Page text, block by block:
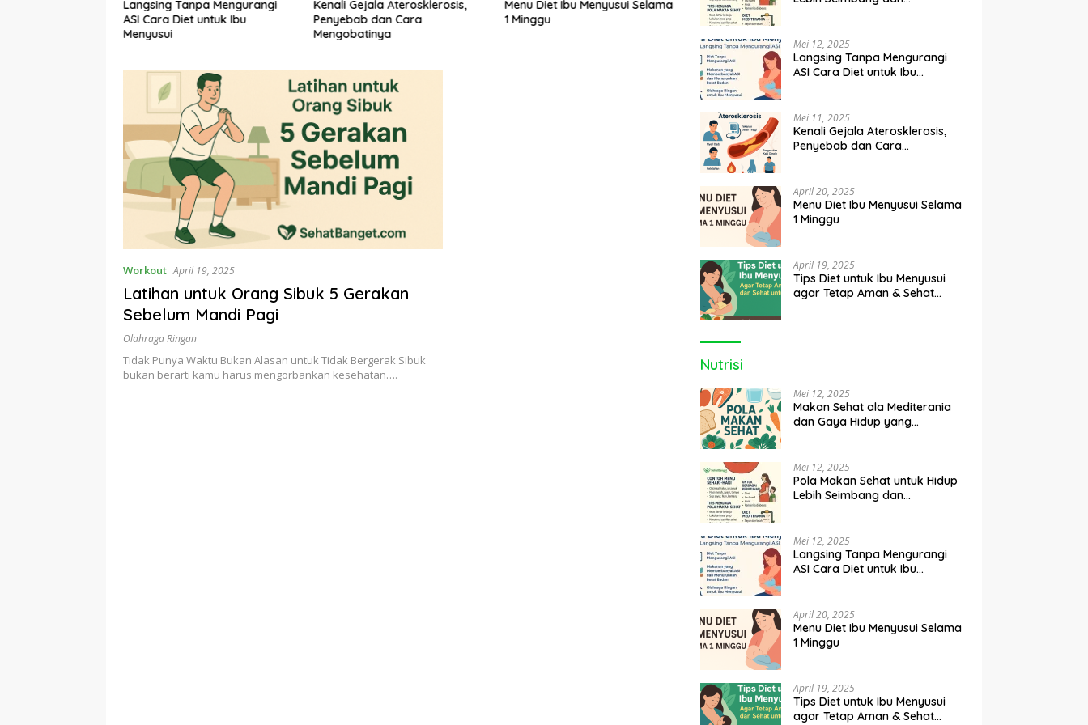
Langsing Tanpa Mengurangi
ASI Cara Diet untuk Ibu
Menyusui
Kenali Gejala Aterosklerosis,
Penyebab dan Cara
Mengobatinya
Menu Diet Ibu Menyusui Selama
1 Minggu
Tips Diet untuk Ibu Menyusui
agar Tetap Aman & Sehat
Raih Berat Ideal dengan Tips
Workout April 19, 2025
Latihan untuk Orang Sibuk 5 Gerakan
Sebelum Mandi Pagi
Olahraga Ringan
Tidak Punya Waktu Bukan Alasan untuk Tidak Bergerak Sibuk
bukan berarti kamu harus mengorbankan kesehatan….
Mei 12, 2025
Langsing Tanpa Mengurangi
ASI Cara Diet untuk Ibu
Mei 11, 2025
Kenali Gejala Aterosklerosis,
Penyebab dan Cara
April 20, 2025
Menu Diet Ibu Menyusui Selama
1 Minggu
April 19, 2025
Tips Diet untuk Ibu Menyusui
agar Tetap Aman & Sehat
Nutrisi
Mei 12, 2025
Makan Sehat ala Mediterania
dan Gaya Hidup yang
Mei 12, 2025
Pola Makan Sehat untuk Hidup
Lebih Seimbang dan
Mei 12, 2025
Langsing Tanpa Mengurangi
ASI Cara Diet untuk Ibu
April 20, 2025
Menu Diet Ibu Menyusui Selama
1 Minggu
April 19, 2025
Tips Diet untuk Ibu Menyusui
agar Tetap Aman & Sehat